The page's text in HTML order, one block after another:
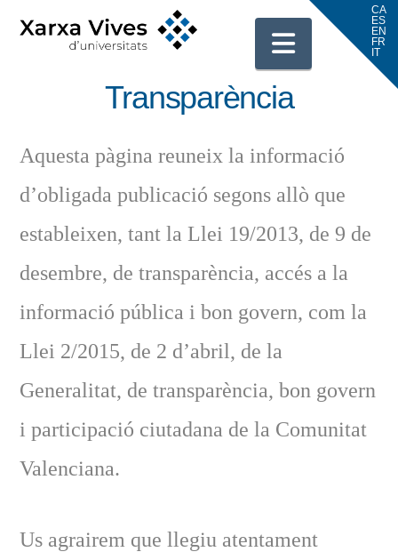
Transparència
Aquesta pàgina reuneix la informació
d’obligada publicació segons allò que
estableixen, tant la Llei 19/2013, de 9 de
desembre, de transparència, accés a la
informació pública i bon govern, com la
Llei 2/2015, de 2 d’abril, de la
Generalitat, de transparència, bon govern
i participació ciutadana de la Comunitat
Valenciana.
Us agrairem que llegiu atentament